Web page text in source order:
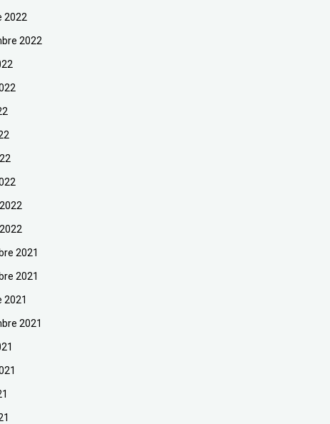
2022
2022
2021
2021
2021
2021